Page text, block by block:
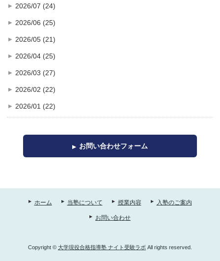
2026/07 (24)
2026/06 (25)
2026/05 (21)
2026/04 (25)
2026/03 (27)
2026/02 (22)
2026/01 (22)
お問い合わせフォーム
ホーム 当塾について 授業内容 入塾のご案内
お問い合わせ
Copyright © 大学現役合格指導塾 ナイト受験ラボ All rights reserved.